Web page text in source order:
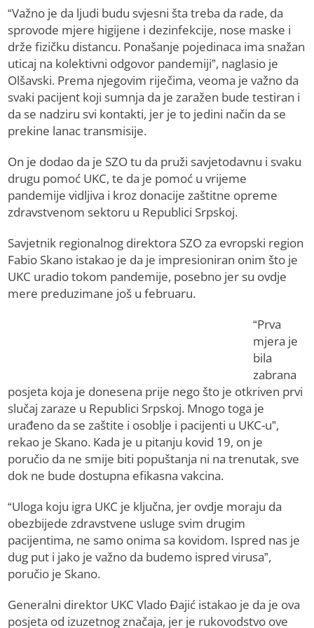
“Važno je da ljudi budu svjesni šta treba da rade, da
sprovode mjere higijene i dezinfekcije, nose maske i
drže fizičku distancu. Ponašanje pojedinaca ima snažan
uticaj na kolektivni odgovor pandemiji”, naglasio je
Olšavski. Prema njegovim riječima, veoma je važno da
svaki pacijent koji sumnja da je zaražen bude testiran i
da se nadziru svi kontakti, jer je to jedini način da se
prekine lanac transmisije.
On je dodao da je SZO tu da pruži savjetodavnu i svaku
drugu pomoć UKC, te da je pomoć u vrijeme
pandemije vidljiva i kroz donacije zaštitne opreme
zdravstvenom sektoru u Republici Srpskoj.
Savjetnik regionalnog direktora SZO za evropski region
Fabio Skano istakao je da je impresioniran onim što je
UKC uradio tokom pandemije, posebno jer su ovdje
mere preduzimane još u februaru.
“Prva
mjera je
bila
zabrana
posjeta koja je donesena prije nego što je otkriven prvi
slučaj zaraze u Republici Srpskoj. Mnogo toga je
urađeno da se zaštite i osoblje i pacijenti u UKC-u”,
rekao je Skano. Kada je u pitanju kovid 19, on je
poručio da ne smije biti popuštanja ni na trenutak, sve
dok ne bude dostupna efikasna vakcina.
“Uloga koju igra UKC je ključna, jer ovdje moraju da
obezbijede zdravstvene usluge svim drugim
pacijentima, ne samo onima sa kovidom. Ispred nas je
dug put i jako je važno da budemo ispred virusa”,
poručio je Skano.
Generalni direktor UKC Vlado Đajić istakao je da je ova
posjeta od izuzetnog značaja, jer je rukovodstvo ove